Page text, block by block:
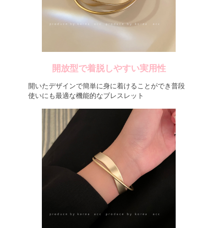
開放型で着脱しやすい実用性
開いたデザインで簡単に身に着けることができ普段
使いにも最適な機能的なブレスレット